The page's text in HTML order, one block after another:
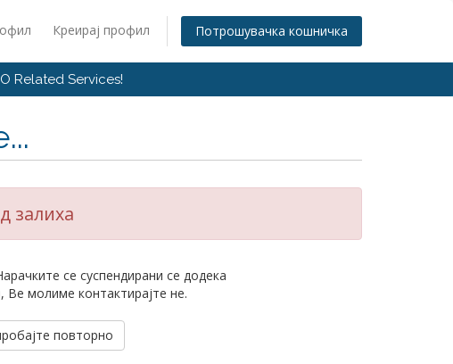
Креирај профил Потрошувачка кошничка
Related Services!
залиха
се суспендирани се додека
молиме контактирајте не.
повторно